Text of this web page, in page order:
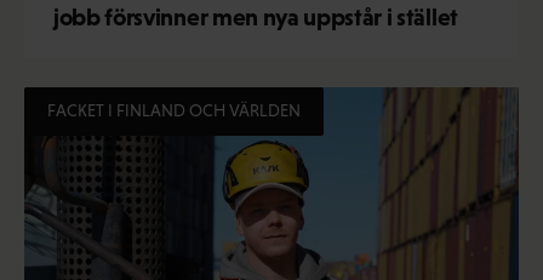
jobb försvinner men nya uppstår i stället
FACKET I FINLAND OCH VÄRLDEN